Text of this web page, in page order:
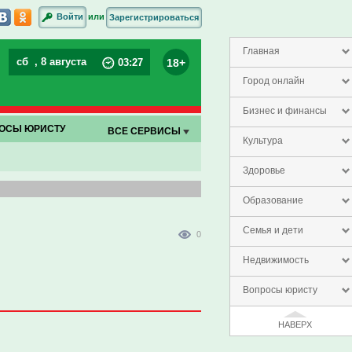
Главная
Город онлайн
Бизнес и финансы
Культура
Здоровье
Образование
Семья и дети
Недвижимость
Вопросы юристу
НАВЕРХ
Войти или Зарегистрироваться
сб , 8 августа 03:27 18+
ЮРИСТУ ВСЕ СЕРВИСЫ
0